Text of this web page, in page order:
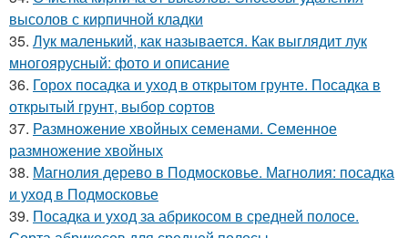
высолов с кирпичной кладки
35. Лук маленький, как называется. Как выглядит лук
многоярусный: фото и описание
36. Горох посадка и уход в открытом грунте. Посадка в
открытый грунт, выбор сортов
37. Размножение хвойных семенами. Семенное
размножение хвойных
38. Магнолия дерево в Подмосковье. Магнолия: посадка
и уход в Подмосковье
39. Посадка и уход за абрикосом в средней полосе.